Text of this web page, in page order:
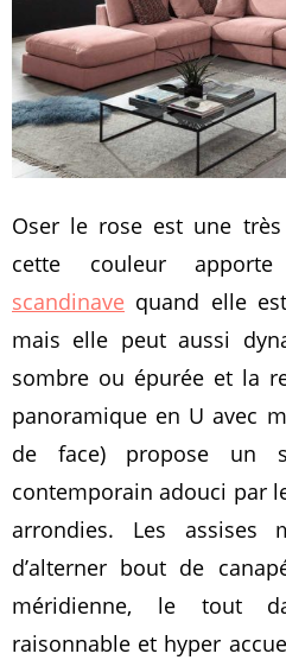
Oser le rose est une très
cette couleur
scandinave quand elle
mais elle peut aussi
sombre ou épurée et la
panoramique en U avec
de face) propose un
contemporain adouci par
arrondies. Les assises
d’alterner bout de
méridienne, le tout
raisonnable et hyper